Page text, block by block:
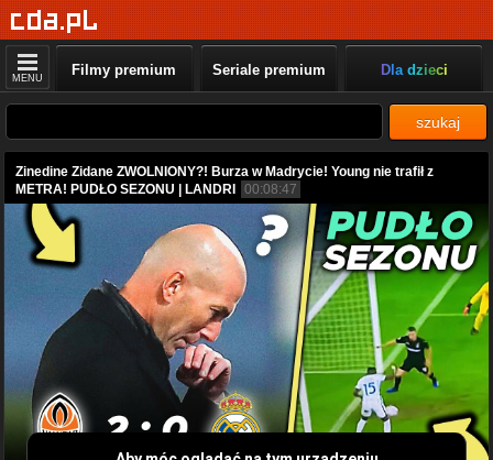
MENU Filmy premium Seriale premium Dla dzieci
szukaj
Zinedine Zidane ZWOLNIONY?! Burza w Madrycie! Young nie trafił z
METRA! PUDŁO SEZONU | LANDRI
00:08:47